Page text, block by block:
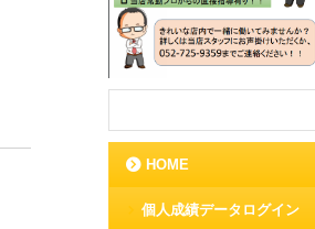
HOME
個人成績データログイン